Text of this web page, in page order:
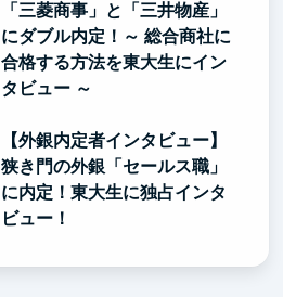
「三菱商事」と「三井物産」
にダブル内定！～ 総合商社に
合格する方法を東大生にイン
タビュー ～
【外銀内定者インタビュー】
狭き門の外銀「セールス職」
に内定！東大生に独占インタ
ビュー！